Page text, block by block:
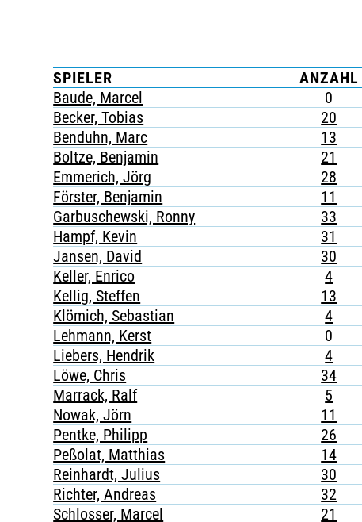
SPIELER
ANZAHL
Baude, Marcel
0
Becker, Tobias
20
Benduhn, Marc
13
Boltze, Benjamin
21
Emmerich, Jörg
28
Förster, Benjamin
11
Garbuschewski, Ronny
33
Hampf, Kevin
31
Jansen, David
30
Keller, Enrico
4
Kellig, Steffen
13
Klömich, Sebastian
4
Lehmann, Kerst
0
Liebers, Hendrik
4
Löwe, Chris
34
Marrack, Ralf
5
Nowak, Jörn
11
Pentke, Philipp
26
Peßolat, Matthias
14
Reinhardt, Julius
30
Richter, Andreas
32
Schlosser, Marcel
21